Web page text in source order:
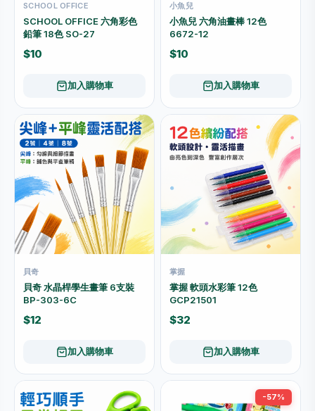
SCHOOL OFFICE
SCHOOL OFFICE 六角彩色
鉛筆 18色 SO-27
$10
加入購物車
小魚兒
小魚兒 六角油畫棒 12色
6672-12
$10
加入購物車
貝奇
貝奇 水晶桿學生畫筆 6支裝
BP-303-6C
$12
加入購物車
掌握
掌握 軟頭水彩筆 12色
GCP21501
$32
加入購物車
-57%